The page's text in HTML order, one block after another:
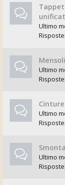
Ultimo
Risposte:
Ultimo
Risposte:
Ultimo
Risposte:
Ultimo
Risposte: